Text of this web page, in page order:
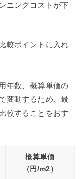
ニングコストが下
較ポイントに入れ
年数、概算単価の
変動するため、最
較することをおす
概算単価
（円/m2）